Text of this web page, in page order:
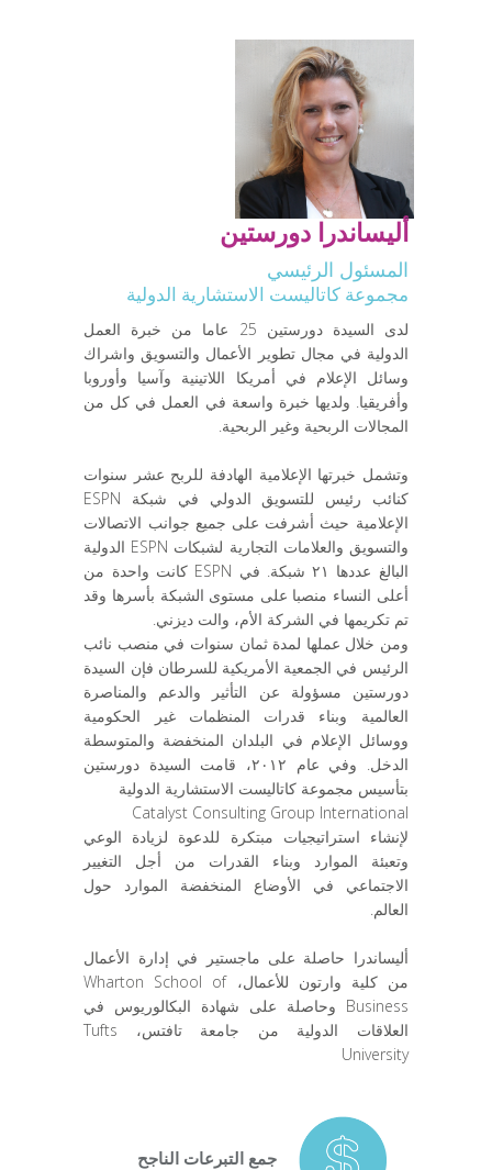
أليساندرا دورستين
المسئول الرئيسي
مجموعة كاتاليست الاستشارية الدولية
لدى السيدة دورستين 25 عاما من خبرة العمل
الدولية في مجال تطوير الأعمال والتسويق واشراك
وسائل الإعلام في أمريكا اللاتينية وآسيا وأوروبا
وأفريقيا. ولديها خبرة واسعة في العمل في كل من
المجالات الربحية وغير الربحية.
وتشمل خبرتها الإعلامية الهادفة للربح عشر سنوات
كنائب رئيس للتسويق الدولي في شبكة ESPN
الإعلامية حيث أشرفت على جميع جوانب الاتصالات
والتسويق والعلامات التجارية لشبكات ESPN الدولية
البالغ عددها ٢١ شبكة. في ESPN كانت واحدة من
أعلى النساء منصبا على مستوى الشبكة بأسرها وقد
تم تكريمها في الشركة الأم، والت ديزني.
ومن خلال عملها لمدة ثمان سنوات في منصب نائب
الرئيس في الجمعية الأمريكية للسرطان فإن السيدة
دورستين مسؤولة عن التأثير والدعم والمناصرة
العالمية وبناء قدرات المنظمات غير الحكومية
ووسائل الإعلام في البلدان المنخفضة والمتوسطة
الدخل. وفي عام ٢٠١٢، قامت السيدة دورستين
بتأسيس مجموعة كاتاليست الاستشارية الدولية
Catalyst Consulting Group International
لإنشاء استراتيجيات مبتكرة للدعوة لزيادة الوعي
وتعبئة الموارد وبناء القدرات من أجل التغيير
الاجتماعي في الأوضاع المنخفضة الموارد حول
العالم.
أليساندرا حاصلة على ماجستير في إدارة الأعمال
من كلية وارتون للأعمال، Wharton School of
Business وحاصلة على شهادة البكالوريوس في
العلاقات الدولية من جامعة تافتس، Tufts
University
جمع التبرعات الناجح